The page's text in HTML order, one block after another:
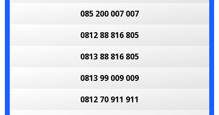
085 200 007 007
0812 88 816 805
0813 88 816 805
0813 99 009 009
0812 70 911 911